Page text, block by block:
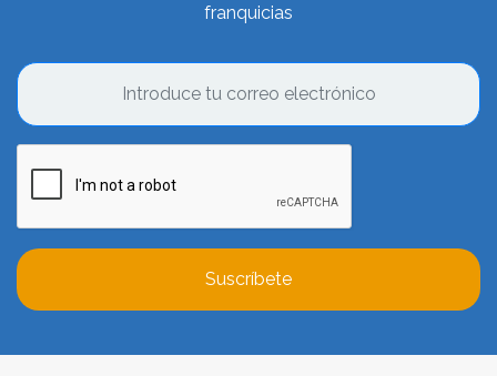
franquicias
Suscríbete